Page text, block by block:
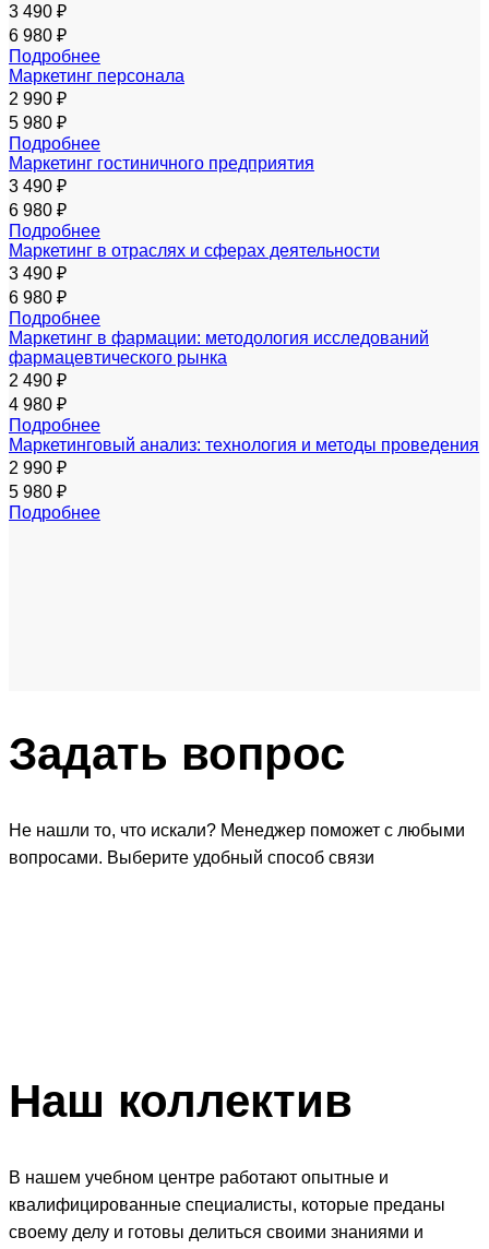
3 490 ₽
6 980 ₽
Подробнее
Маркетинг персонала
2 990 ₽
5 980 ₽
Подробнее
Маркетинг гостиничного предприятия
3 490 ₽
6 980 ₽
Подробнее
Маркетинг в отраслях и сферах деятельности
3 490 ₽
6 980 ₽
Подробнее
Маркетинг в фармации: методология исследований
фармацевтического рынка
2 490 ₽
4 980 ₽
Подробнее
Маркетинговый анализ: технология и методы проведения
2 990 ₽
5 980 ₽
Подробнее
Задать вопрос
Не нашли то, что искали? Менеджер поможет с любыми
вопросами. Выберите удобный способ связи
Наш коллектив
В нашем учебном центре работают опытные и
квалифицированные специалисты, которые преданы
своему делу и готовы делиться своими знаниями и